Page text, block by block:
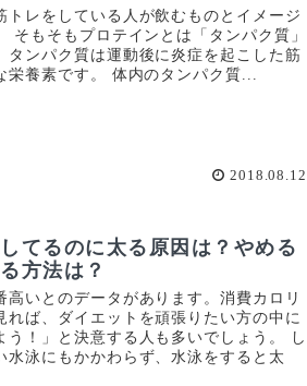
トレをしている人が飲むものとイメージ
そもそもプロテインとは「タンパク質」
タンパク質は運動後に炎症を起こした筋
栄養素です。 体内のタンパク質...
2018.08.12
てるのに太る原因は？やめる
方法は？
高いとのデータがあります。消費カロリ
れば、ダイエットを頑張りたい方の中に
う！」と決意する人も多いでしょう。 し
水泳にもかかわらず、水泳をすると太